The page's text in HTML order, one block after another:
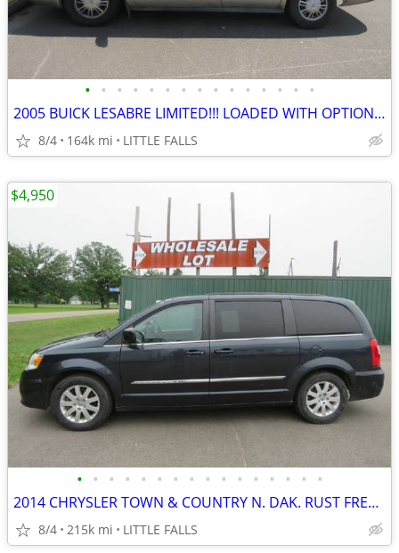
• • • • • • • • • • • • • • •
2005 BUICK LESABRE LIMITED!!! LOADED WITH OPTIONS!!! GOOD CONDITION!!!
8/4 164k mi LITTLE FALLS
• • • • • • • • • • • • • • • •
2014 CHRYSLER TOWN & COUNTRY N. DAK. RUST FREE, RUNS & DRIVES GREAT
8/4 215k mi LITTLE FALLS
$4,950